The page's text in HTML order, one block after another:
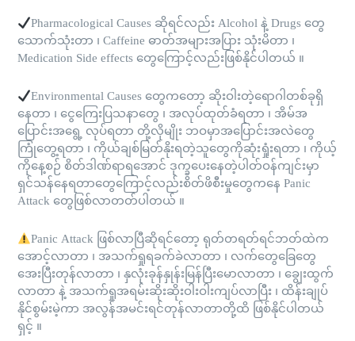
Pharmacological Causes ဆိုရင်လည်း Alcohol နဲ့ Drugs တွေ
သောက်သုံးတာ ၊ Caffeine ဓာတ်အများအပြား သုံးမိတာ ၊
Medication Side effects တွေကြောင့်လည်းဖြစ်နိုင်ပါတယ် ။
Environmental Causes တွေကတော့ ဆိုးဝါးတဲ့ရောဂါတစ်ခုရှိ
နေတာ ၊ ငွေကြေးပြသနာတွေ ၊ အလုပ်ထုတ်ခံရတာ ၊ အိမ်အ
ပြောင်းအရွေ့ လုပ်ရတာ တို့လိုမျိုး ဘဝမှာအပြောင်းအလဲတွေ
ကြုံတွေ့ရတာ ၊ ကိုယ်ချစ်မြတ်နိုးရတဲ့သူတွေကိုဆုံးရှုံးရတာ ၊ ကိုယ့်
ကိုနေ့စဉ် စိတ်ဒါဏ်ရာရအောင် ဒုက္ခပေးနေတဲ့ပါတ်ဝန်ကျင်းမှာ
ရှင်သန်နေရတာတွေကြောင့်လည်းစိတ်ဖိစီးမှုတွေကနေ Panic
Attack တွေဖြစ်လာတတ်ပါတယ် ။
Panic Attack ဖြစ်လာပြီဆိုရင်တော့ ရုတ်တရတ်ရင်ဘတ်ထဲက
အောင့်လာတာ ၊ အသက်ရှုရခက်ခဲလာတာ ၊ လက်တွေခြေတွေ
အေးပြီးတုန်လာတာ ၊ နှလုံးခုန်နှုန်းမြန်ပြီးမောလာတာ ၊ ချွေးထွက်
လာတာ နဲ့ အသက်ရှုအရမ်းဆိုးဆိုးဝါးဝါးကျပ်လာပြီး ၊ ထိန်းချုပ်
နိုင်စွမ်းမဲ့ကာ အလွန်အမင်းရင်တုန်လာတာတို့ထိ ဖြစ်နိုင်ပါတယ်
ရှင့် ။